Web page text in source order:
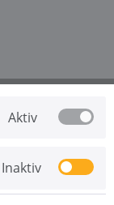
Aktiv
Inaktiv